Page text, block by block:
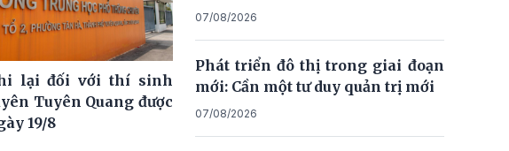
lại đối với thí sinh
Tuyên Quang được
19/8
07/08/2026
Phát triển đô thị trong giai đoạn
mới: Cần một tư duy quản trị mới
07/08/2026